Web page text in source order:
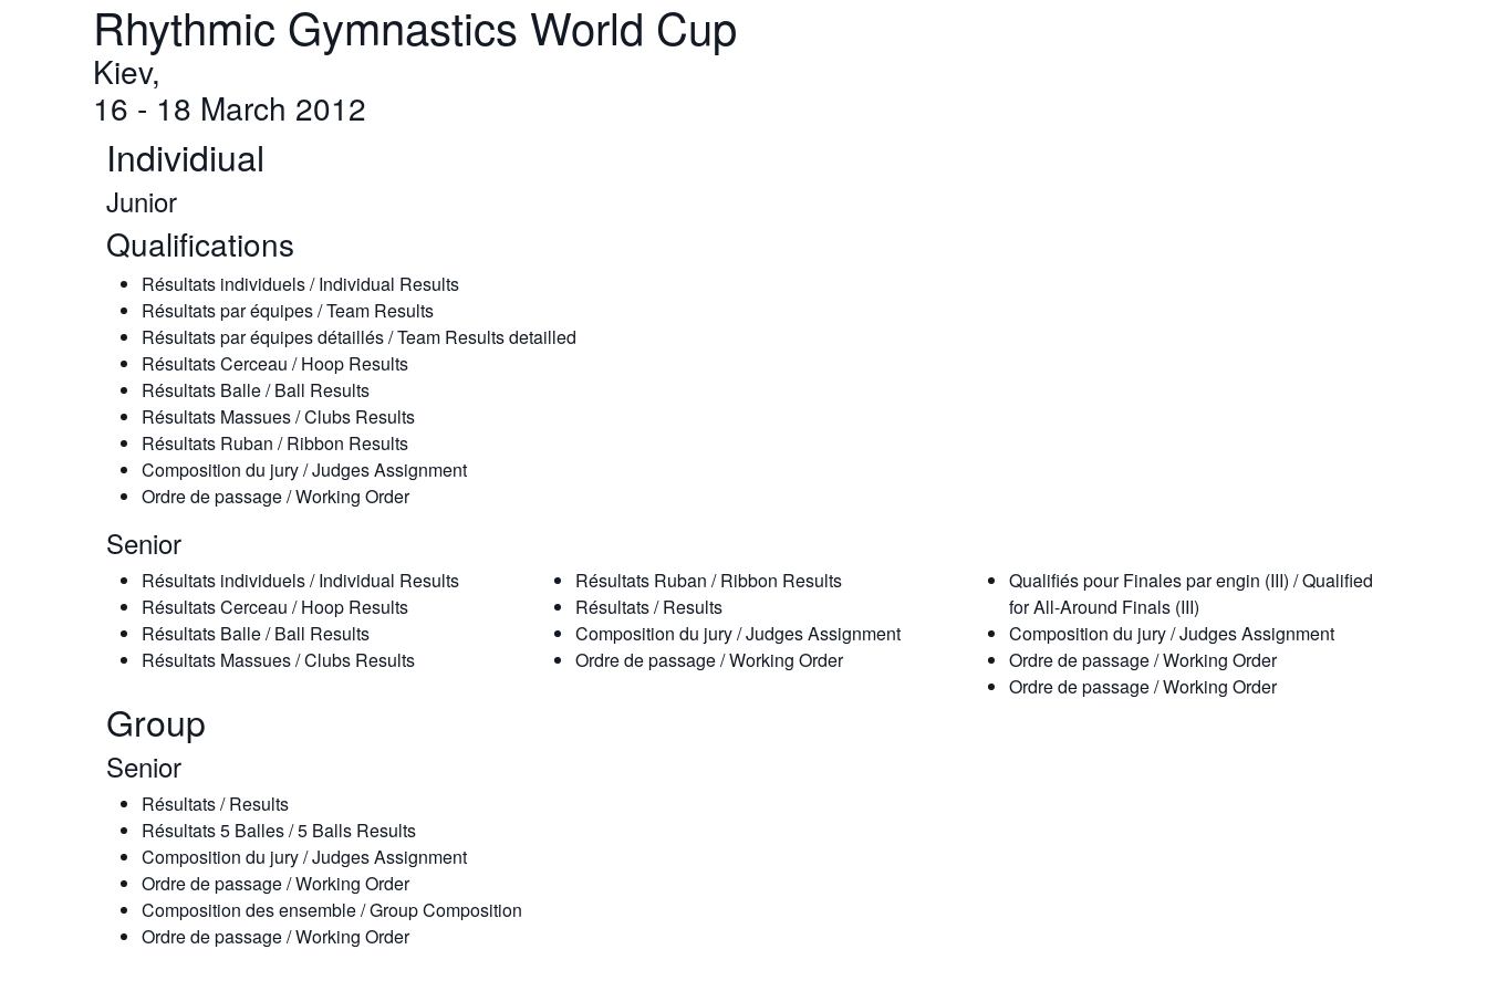
Rhythmic Gymnastics World Cup
Kiev,
16 - 18 March 2012
Individiual
Junior
Qualifications
Résultats individuels / Individual Results
Résultats par équipes / Team Results
Résultats par équipes détaillés / Team Results detailled
Résultats Cerceau / Hoop Results
Résultats Balle / Ball Results
Résultats Massues / Clubs Results
Résultats Ruban / Ribbon Results
Composition du jury / Judges Assignment
Ordre de passage / Working Order
Senior
Résultats individuels / Individual Results
Résultats Cerceau / Hoop Results
Résultats Balle / Ball Results
Résultats Massues / Clubs Results
Résultats Ruban / Ribbon Results
Résultats / Results
Composition du jury / Judges Assignment
Ordre de passage / Working Order
Qualifiés pour Finales par engin (III) / Qualified
for All-Around Finals (III)
Composition du jury / Judges Assignment
Ordre de passage / Working Order
Ordre de passage / Working Order
Group
Senior
Résultats / Results
Résultats 5 Balles / 5 Balls Results
Composition du jury / Judges Assignment
Ordre de passage / Working Order
Composition des ensemble / Group Composition
Ordre de passage / Working Order